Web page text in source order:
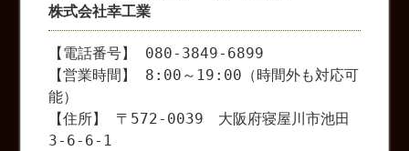
株式会社幸工業
【電話番号】 080-3849-6899
【営業時間】 8:00～19:00（時間外も対応可
能）
【住所】 〒572-0039 大阪府寝屋川市池田
3-6-6-1